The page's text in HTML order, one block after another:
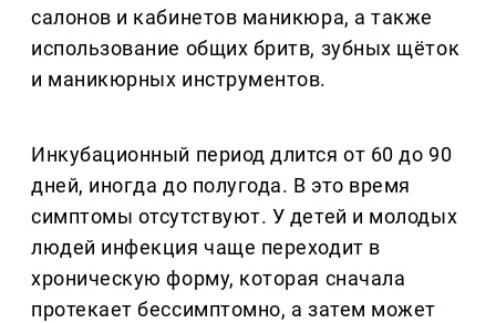
салонов и кабинетов маникюра, а также
использование общих бритв, зубных щёток
и маникюрных инструментов.
Инкубационный период длится от 60 до 90
дней, иногда до полугода. В это время
симптомы отсутствуют. У детей и молодых
людей инфекция чаще переходит в
хроническую форму, которая сначала
протекает бессимптомно, а затем может